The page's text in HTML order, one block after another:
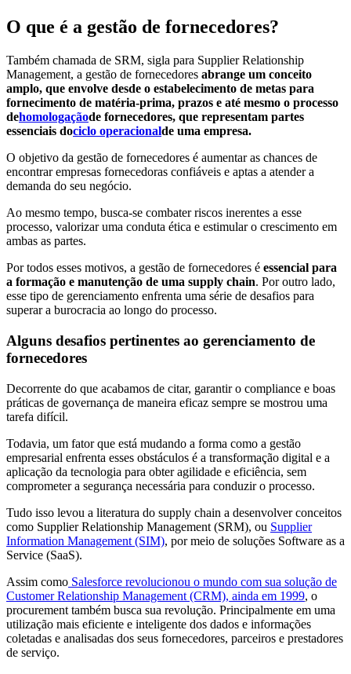
O que é a gestão de fornecedores?
Também chamada de SRM, sigla para Supplier Relationship
Management, a gestão de fornecedores abrange um conceito
amplo, que envolve desde o estabelecimento de metas para
fornecimento de matéria-prima, prazos e até mesmo o processo
dehomologaçãode fornecedores, que representam partes
essenciais dociclo operacionalde uma empresa.
O objetivo da gestão de fornecedores é aumentar as chances de
encontrar empresas fornecedoras confiáveis e aptas a atender a
demanda do seu negócio.
Ao mesmo tempo, busca-se combater riscos inerentes a esse
processo, valorizar uma conduta ética e estimular o crescimento em
ambas as partes.
Por todos esses motivos, a gestão de fornecedores é essencial para
a formação e manutenção de uma supply chain. Por outro lado,
esse tipo de gerenciamento enfrenta uma série de desafios para
superar a burocracia ao longo do processo.
Alguns desafios pertinentes ao gerenciamento de
fornecedores
Decorrente do que acabamos de citar, garantir o compliance e boas
práticas de governança de maneira eficaz sempre se mostrou uma
tarefa difícil.
Todavia, um fator que está mudando a forma como a gestão
empresarial enfrenta esses obstáculos é a transformação digital e a
aplicação da tecnologia para obter agilidade e eficiência, sem
comprometer a segurança necessária para conduzir o processo.
Tudo isso levou a literatura do supply chain a desenvolver conceitos
como Supplier Relationship Management (SRM), ou Supplier
Information Management (SIM), por meio de soluções Software as a
Service (SaaS).
Assim como Salesforce revolucionou o mundo com sua solução de
Customer Relationship Management (CRM), ainda em 1999, o
procurement também busca sua revolução. Principalmente em uma
utilização mais eficiente e inteligente dos dados e informações
coletadas e analisadas dos seus fornecedores, parceiros e prestadores
de serviço.